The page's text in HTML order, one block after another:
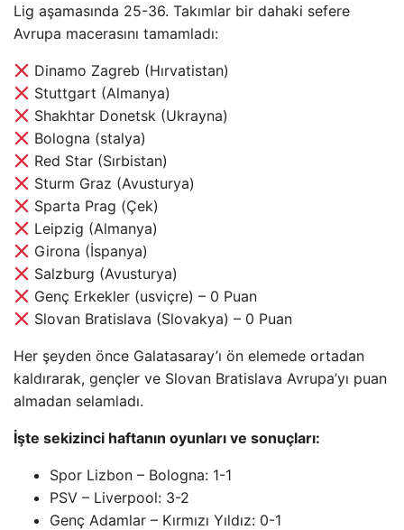
Lig aşamasında 25-36. Takımlar bir dahaki sefere
Avrupa macerasını tamamladı:
Dinamo Zagreb (Hırvatistan)
Stuttgart (Almanya)
Shakhtar Donetsk (Ukrayna)
Bologna (stalya)
Red Star (Sırbistan)
Sturm Graz (Avusturya)
Sparta Prag (Çek)
Leipzig (Almanya)
Girona (İspanya)
Salzburg (Avusturya)
Genç Erkekler (usviçre) – 0 Puan
Slovan Bratislava (Slovakya) – 0 Puan
Her şeyden önce Galatasaray’ı ön elemede ortadan
kaldırarak, gençler ve Slovan Bratislava Avrupa’yı puan
almadan selamladı.
İşte sekizinci haftanın oyunları ve sonuçları:
Spor Lizbon – Bologna: 1-1
PSV – Liverpool: 3-2
Genç Adamlar – Kırmızı Yıldız: 0-1